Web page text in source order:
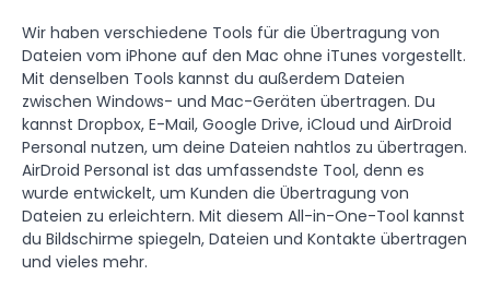
Wir haben verschiedene Tools für die Übertragung von
Dateien vom iPhone auf den Mac ohne iTunes vorgestellt.
Mit denselben Tools kannst du außerdem Dateien
zwischen Windows- und Mac-Geräten übertragen. Du
kannst Dropbox, E-Mail, Google Drive, iCloud und AirDroid
Personal nutzen, um deine Dateien nahtlos zu übertragen.
AirDroid Personal ist das umfassendste Tool, denn es
wurde entwickelt, um Kunden die Übertragung von
Dateien zu erleichtern. Mit diesem All-in-One-Tool kannst
du Bildschirme spiegeln, Dateien und Kontakte übertragen
und vieles mehr.